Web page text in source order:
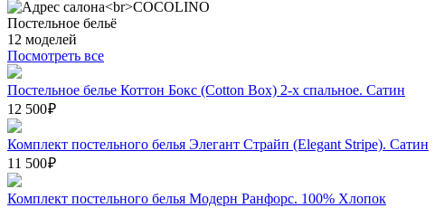
Постельное бельё
12 моделей
Посмотреть все
Постельное белье Коттон Бокс (Cotton Box) 2-х спальное. Сатин
12 500 ₽
Комплект постельного белья Элегант Страйп (Elegant Stripe). Сатин
11 500 ₽
Комплект постельного белья Модерн Ранфорс. 100% Хлопок